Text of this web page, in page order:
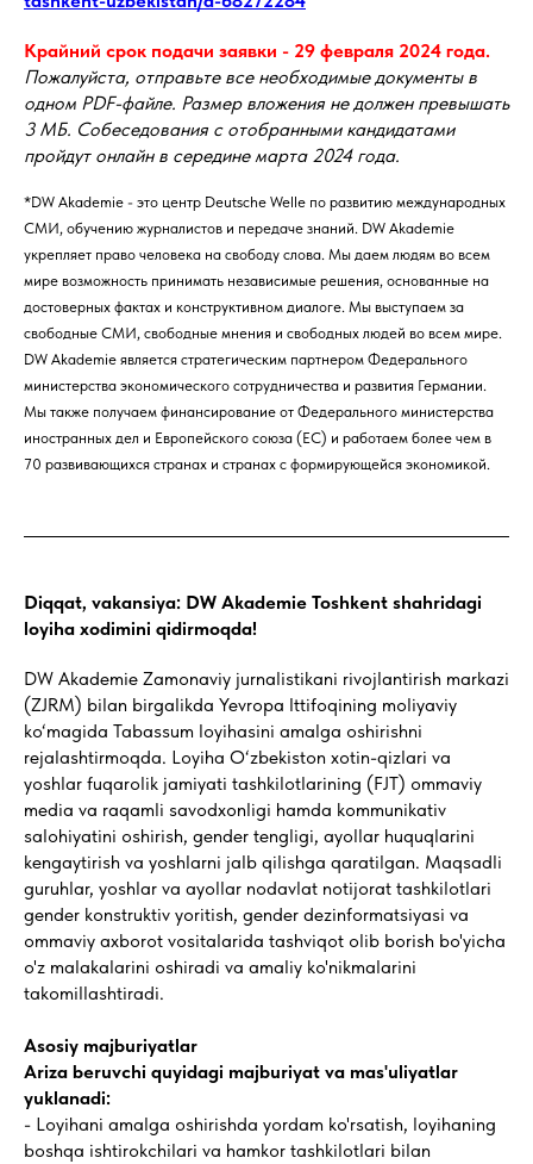
Крайний срок подачи заявки - 29 февраля 2024 года.
Пожалуйста, отправьте все необходимые документы в
одном PDF-файле. Размер вложения не должен превышать
3 МБ. Собеседования с отобранными кандидатами
пройдут онлайн в середине марта 2024 года.
*DW Akademie - это центр Deutsche Welle по развитию международных
СМИ, обучению журналистов и передаче знаний. DW Akademie
укрепляет право человека на свободу слова. Мы даем людям во всем
мире возможность принимать независимые решения, основанные на
достоверных фактах и конструктивном диалоге. Мы выступаем за
свободные СМИ, свободные мнения и свободных людей во всем мире.
DW Akademie является стратегическим партнером Федерального
министерства экономического сотрудничества и развития Германии.
Мы также получаем финансирование от Федерального министерства
иностранных дел и Европейского союза (ЕС) и работаем более чем в
70 развивающихся странах и странах с формирующейся экономикой.
Diqqat, vakansiya: DW Akademie Toshkent shahridagi
loyiha xodimini qidirmoqda!
DW Akademie Zamonaviy jurnalistikani rivojlantirish markazi
(ZJRM) bilan birgalikda Yevropa Ittifoqining moliyaviy
ko‘magida Tabassum loyihasini amalga oshirishni
rejalashtirmoqda. Loyiha O‘zbekiston xotin-qizlari va
yoshlar fuqarolik jamiyati tashkilotlarining (FJT) ommaviy
media va raqamli savodxonligi hamda kommunikativ
salohiyatini oshirish, gender tengligi, ayollar huquqlarini
kengaytirish va yoshlarni jalb qilishga qaratilgan. Maqsadli
guruhlar, yoshlar va ayollar nodavlat notijorat tashkilotlari
gender konstruktiv yoritish, gender dezinformatsiyasi va
ommaviy axborot vositalarida tashviqot olib borish bo'yicha
o'z malakalarini oshiradi va amaliy ko'nikmalarini
takomillashtiradi.
Asosiy majburiyatlar
Ariza beruvchi quyidagi majburiyat va mas'uliyatlar
yuklanadi:
- Loyihani amalga oshirishda yordam ko'rsatish, loyihaning
boshqa ishtirokchilari va hamkor tashkilotlari bilan